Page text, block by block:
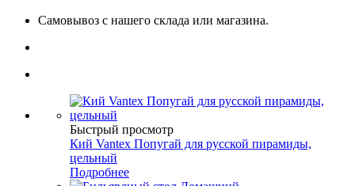
Самовывоз с нашего склада или магазина.
Быстрый просмотр
Кий Vantex Попугай для русской пирамиды,
цельный
Подробнее